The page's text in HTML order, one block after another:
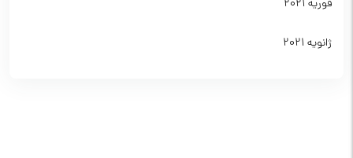
فوریه 2021
ژانویه 2021